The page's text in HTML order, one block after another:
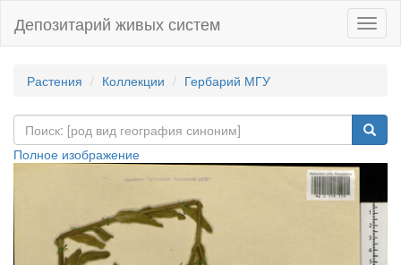
Депозитарий живых систем
Растения Коллекции Гербарий МГУ
Полное изображение